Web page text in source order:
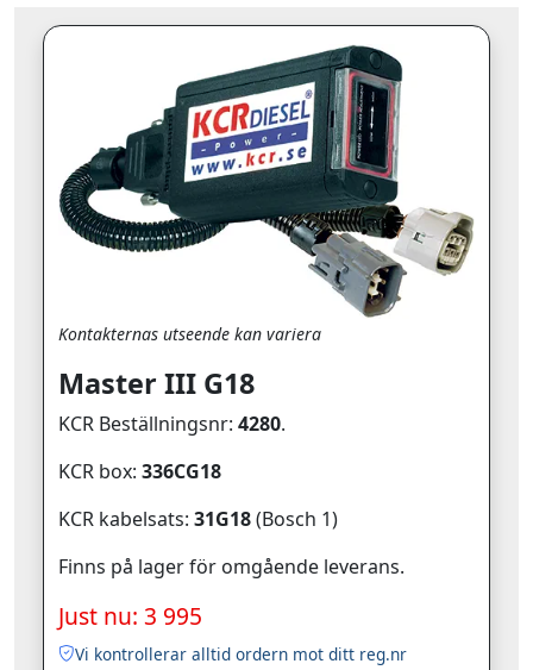
Kontakternas utseende kan variera
Master III G18
KCR Beställningsnr: 4280.
KCR box: 336CG18
KCR kabelsats: 31G18(Bosch 1)
Finns på lager för omgående leverans.
Just nu: 3 995
Vi kontrollerar alltid ordern mot ditt reg.nr